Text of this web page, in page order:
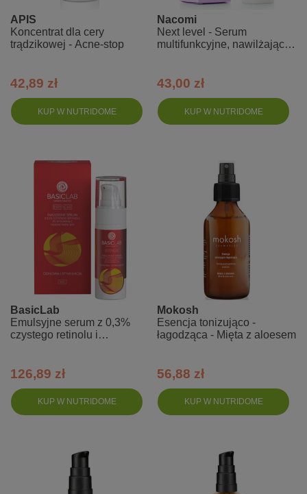
KUP W NUTRIDOME
APIS
Koncentrat dla cery
trądzikowej - Acne-stop
42,89 zł
KUP W NUTRIDOME
Nacomi
Next level - Serum
multifunkcyjne, nawilżające
43,00 zł
KUP W NUTRIDOME
BasicLab
Emulsyjne serum z 0,3%
czystego retinolu i
126,89 zł
KUP W NUTRIDOME
Mokosh
Esencja tonizująco -
łagodząca - Mięta z aloesem
56,88 zł